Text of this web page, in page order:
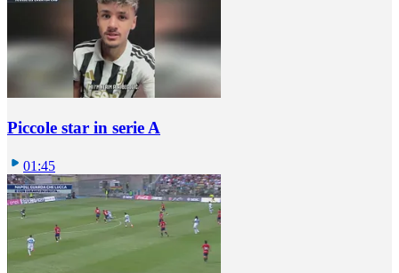
Piccole star in serie A
01:45